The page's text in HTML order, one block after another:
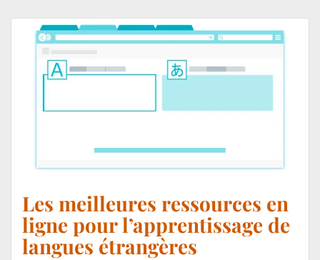
Les meilleures ressources en
ligne pour l’apprentissage de
langues étrangères